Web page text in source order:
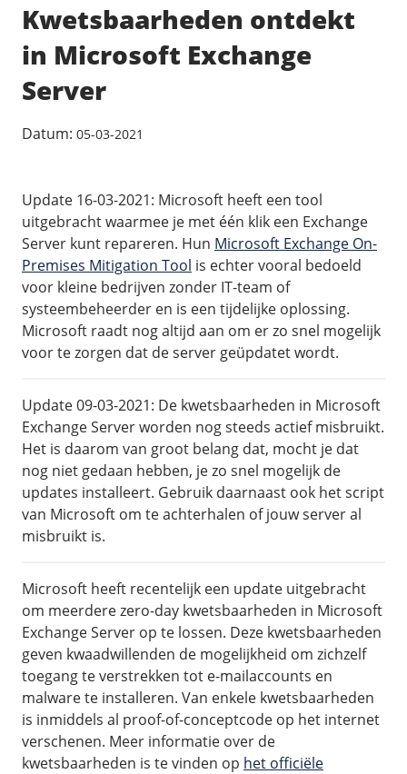
Pooled Traffic
Tutorials
Private networks
HA-IP
HA-IP Pro load balancer
/Storage
VPS Snapshots
Techniek
VPS-Infrastructuur
Nieuws
Blog
Kwetsbaarheden ontdekt
in Microsoft Exchange
Server
Datum: 05-03-2021
Update 16-03-2021: Microsoft heeft een tool
uitgebracht waarmee je met één klik een Exchange
Server kunt repareren. Hun Microsoft Exchange On-
Premises Mitigation Tool is echter vooral bedoeld
voor kleine bedrijven zonder IT-team of
systeembeheerder en is een tijdelijke oplossing.
Microsoft raadt nog altijd aan om er zo snel mogelijk
voor te zorgen dat de server geüpdatet wordt.
Update 09-03-2021: De kwetsbaarheden in Microsoft
Exchange Server worden nog steeds actief misbruikt.
Het is daarom van groot belang dat, mocht je dat
nog niet gedaan hebben, je zo snel mogelijk de
updates installeert. Gebruik daarnaast ook het script
van Microsoft om te achterhalen of jouw server al
misbruikt is.
Microsoft heeft recentelijk een update uitgebracht
om meerdere zero-day kwetsbaarheden in Microsoft
Exchange Server op te lossen. Deze kwetsbaarheden
geven kwaadwillenden de mogelijkheid om zichzelf
toegang te verstrekken tot e-mailaccounts en
malware te installeren. Van enkele kwetsbaarheden
is inmiddels al proof-of-conceptcode op het internet
verschenen. Meer informatie over de
kwetsbaarheden is te vinden op het officiële